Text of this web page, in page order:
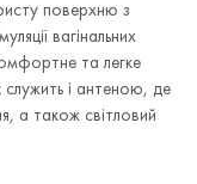
поверхню з
вагінальних
та легке
і антеною, де
а також світловий